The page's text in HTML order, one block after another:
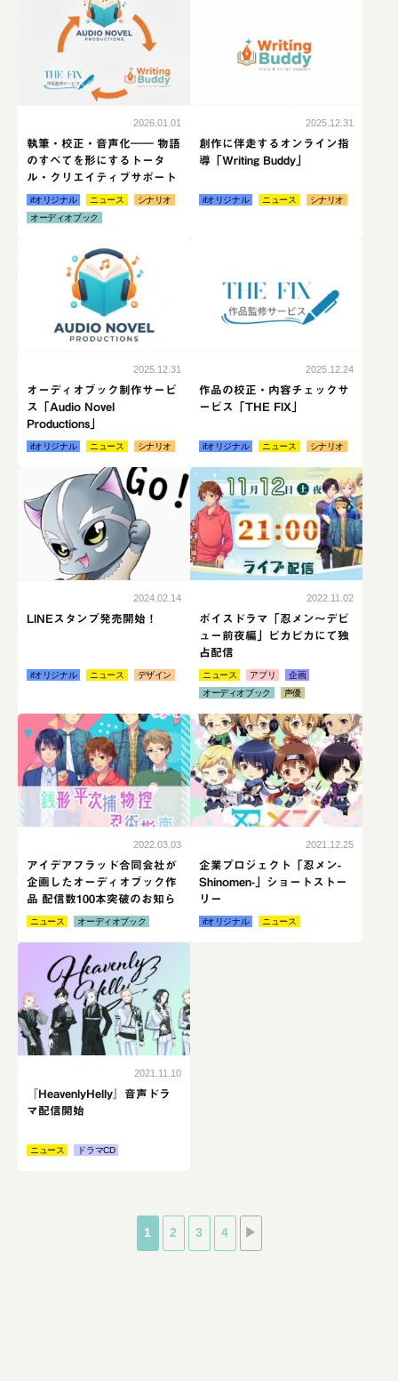
2026.01.01
執筆・校正・音声化―― 物語
のすべてを形にするトータ
ル・クリエイティブサポート
ifオリジナル ニュース
シナリオ
オーディオブック
2025.12.31
創作に伴走するオンライン指
導「Writing Buddy」
ifオリジナル ニュース シナリオ
2025.12.31
オーディオブック制作サービ
ス「Audio Novel
Productions」
ifオリジナル ニュース シナリオ
2025.12.24
作品の校正・内容チェックサ
ービス「THE FIX」
ifオリジナル ニュース シナリオ
2024.02.14
LINEスタンプ発売開始！
ifオリジナル ニュース デザイン
続きはこちら
2022.11.02
ボイスドラマ「忍メン～デビ
ュー前夜編」ピカピカにて独
占配信
ニュース アプリ
企画
オーディオブック
声優
2022.03.03
アイデアフラッド合同会社が
企画したオーディオブック作
品 配信数100本突破のお知ら
せニュース オーディオブック
続きはこちら
2021.12.25
企業プロジェクト「忍メン-
Shinomen-」ショートストー
リー
ifオリジナル ニュース
2021.11.10
『HeavenlyHelly』音声ドラ
マ配信開始
ニュース ドラマCD
1 2 3 4 ▶